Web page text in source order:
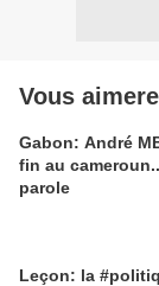
Vous
Gabon: André
fin au
parole
Leçon: la